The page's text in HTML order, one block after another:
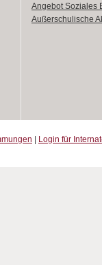
Angebot Soziales
Außerschulische
Login für